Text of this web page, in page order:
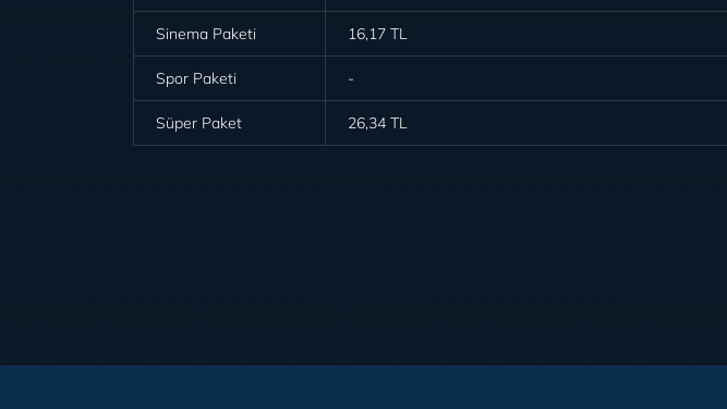
Sinema Paketi 16,17 TL
Spor Paketi -
Süper Paket 26,34 TL